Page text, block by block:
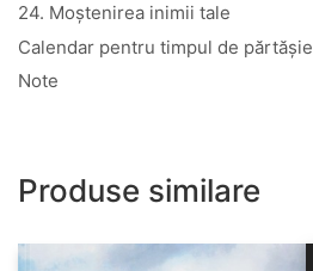
24. Moștenirea inimii tale
Calendar pentru timpul de părtășie
Note
Produse similare